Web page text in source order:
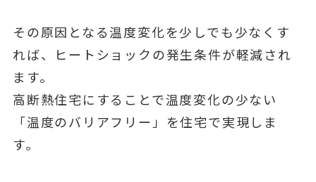
その原因となる温度変化を少しでも少なくす
れば、ヒートショックの発生条件が軽減され
ます。
高断熱住宅にすることで温度変化の少ない
「温度のバリアフリー」を住宅で実現しま
す。